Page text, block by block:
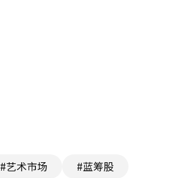
#艺术市场 #蓝筹股